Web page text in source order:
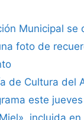
Municipal se
foto de
de Cultura del
este
incluida